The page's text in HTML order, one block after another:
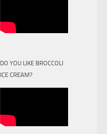
DO YOU LIKE BROCCOLI
ICE CREAM?